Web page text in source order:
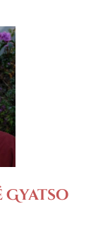
Gyatso